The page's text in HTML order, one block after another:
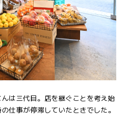
は三代目。店を継ぐことを考え始
仕事が停滞していたときでした。